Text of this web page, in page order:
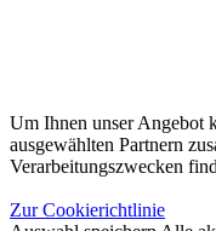
Um Ihnen unser Angebot
ausgewählten Partnern
Verarbeitungszwecken
Zur Cookierichtlinie